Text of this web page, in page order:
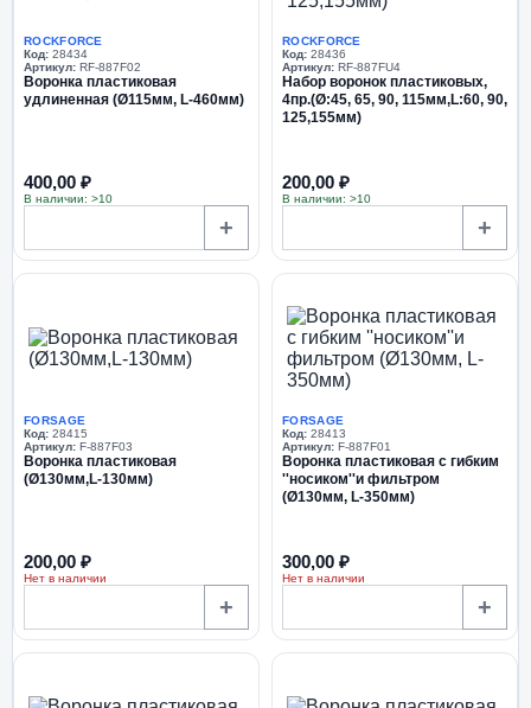
ROCKFORCE
Код: 28434
Артикул: RF-887F02
Воронка пластиковая
удлиненная (Ø115мм, L-460мм)
400,00 ₽
В наличии: >10
+
ROCKFORCE
Код: 28436
Артикул: RF-887FU4
Набор воронок пластиковых,
4пр.(Ø:45, 65, 90, 115мм,L:60, 90,
125,155мм)
200,00 ₽
В наличии: >10
+
FORSAGE
Код: 28415
Артикул: F-887F03
Воронка пластиковая
(Ø130мм,L-130мм)
200,00 ₽
Нет в наличии
+
FORSAGE
Код: 28413
Артикул: F-887F01
Воронка пластиковая с гибким
''носиком''и фильтром
(Ø130мм, L-350мм)
300,00 ₽
Нет в наличии
+